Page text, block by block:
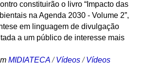
constituirão o livro “Impacto das
na Agenda 2030 - Volume 2”,
em linguagem de divulgação
a um público de interesse mais
MIDIATECA /Vídeos /Vídeos